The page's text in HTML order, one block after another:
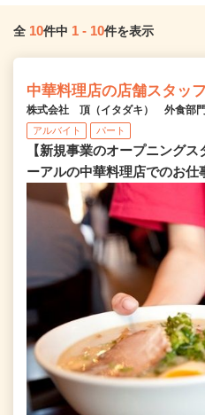
全 10件中 1 - 10件を表示
中華料理店の店舗スタッフ
株式会社 頂（イタダキ） 外食部門
アルバイト パート
【新規事業のオープニング
ーアルの中華料理店でのお仕